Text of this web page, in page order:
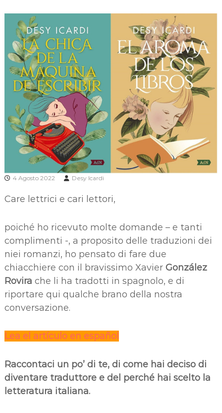
4 Agosto 2022 Desy Icardi
Care lettrici e cari lettori,
poiché ho ricevuto molte domande – e tanti
complimenti -, a proposito delle traduzioni dei
niei romanzi, ho pensato di fare due
chiacchiere con il bravissimo Xavier González
Rovira che li ha tradotti in spagnolo, e di
riportare qui qualche brano della nostra
conversazione.
Lea el artículo en español
Raccontaci un po’ di te, di come hai deciso di
diventare traduttore e del perché hai scelto la
letteratura italiana.